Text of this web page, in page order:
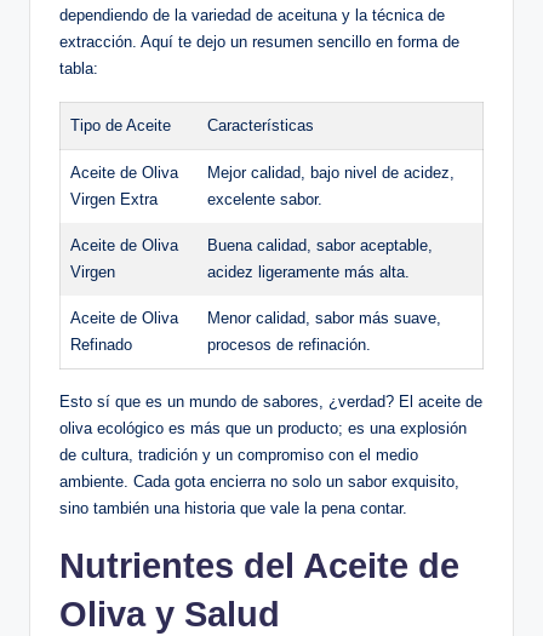
dependiendo de la variedad de aceituna y la técnica de
extracción. Aquí te dejo un resumen sencillo en forma de
tabla:
Tipo de Aceite Características
Aceite de Oliva
Virgen Extra
Mejor calidad, bajo nivel de acidez,
excelente sabor.
Aceite de Oliva
Virgen
Buena calidad, sabor aceptable,
acidez ligeramente más alta.
Aceite de Oliva
Refinado
Menor calidad, sabor más suave,
procesos de refinación.
Esto sí que es un mundo de sabores, ¿verdad? El aceite de
oliva ecológico es más que un producto; es una explosión
de cultura, tradición y un compromiso con el medio
ambiente. Cada gota encierra no solo un sabor exquisito,
sino también una historia que vale la pena contar.
Nutrientes del Aceite de
Oliva y Salud